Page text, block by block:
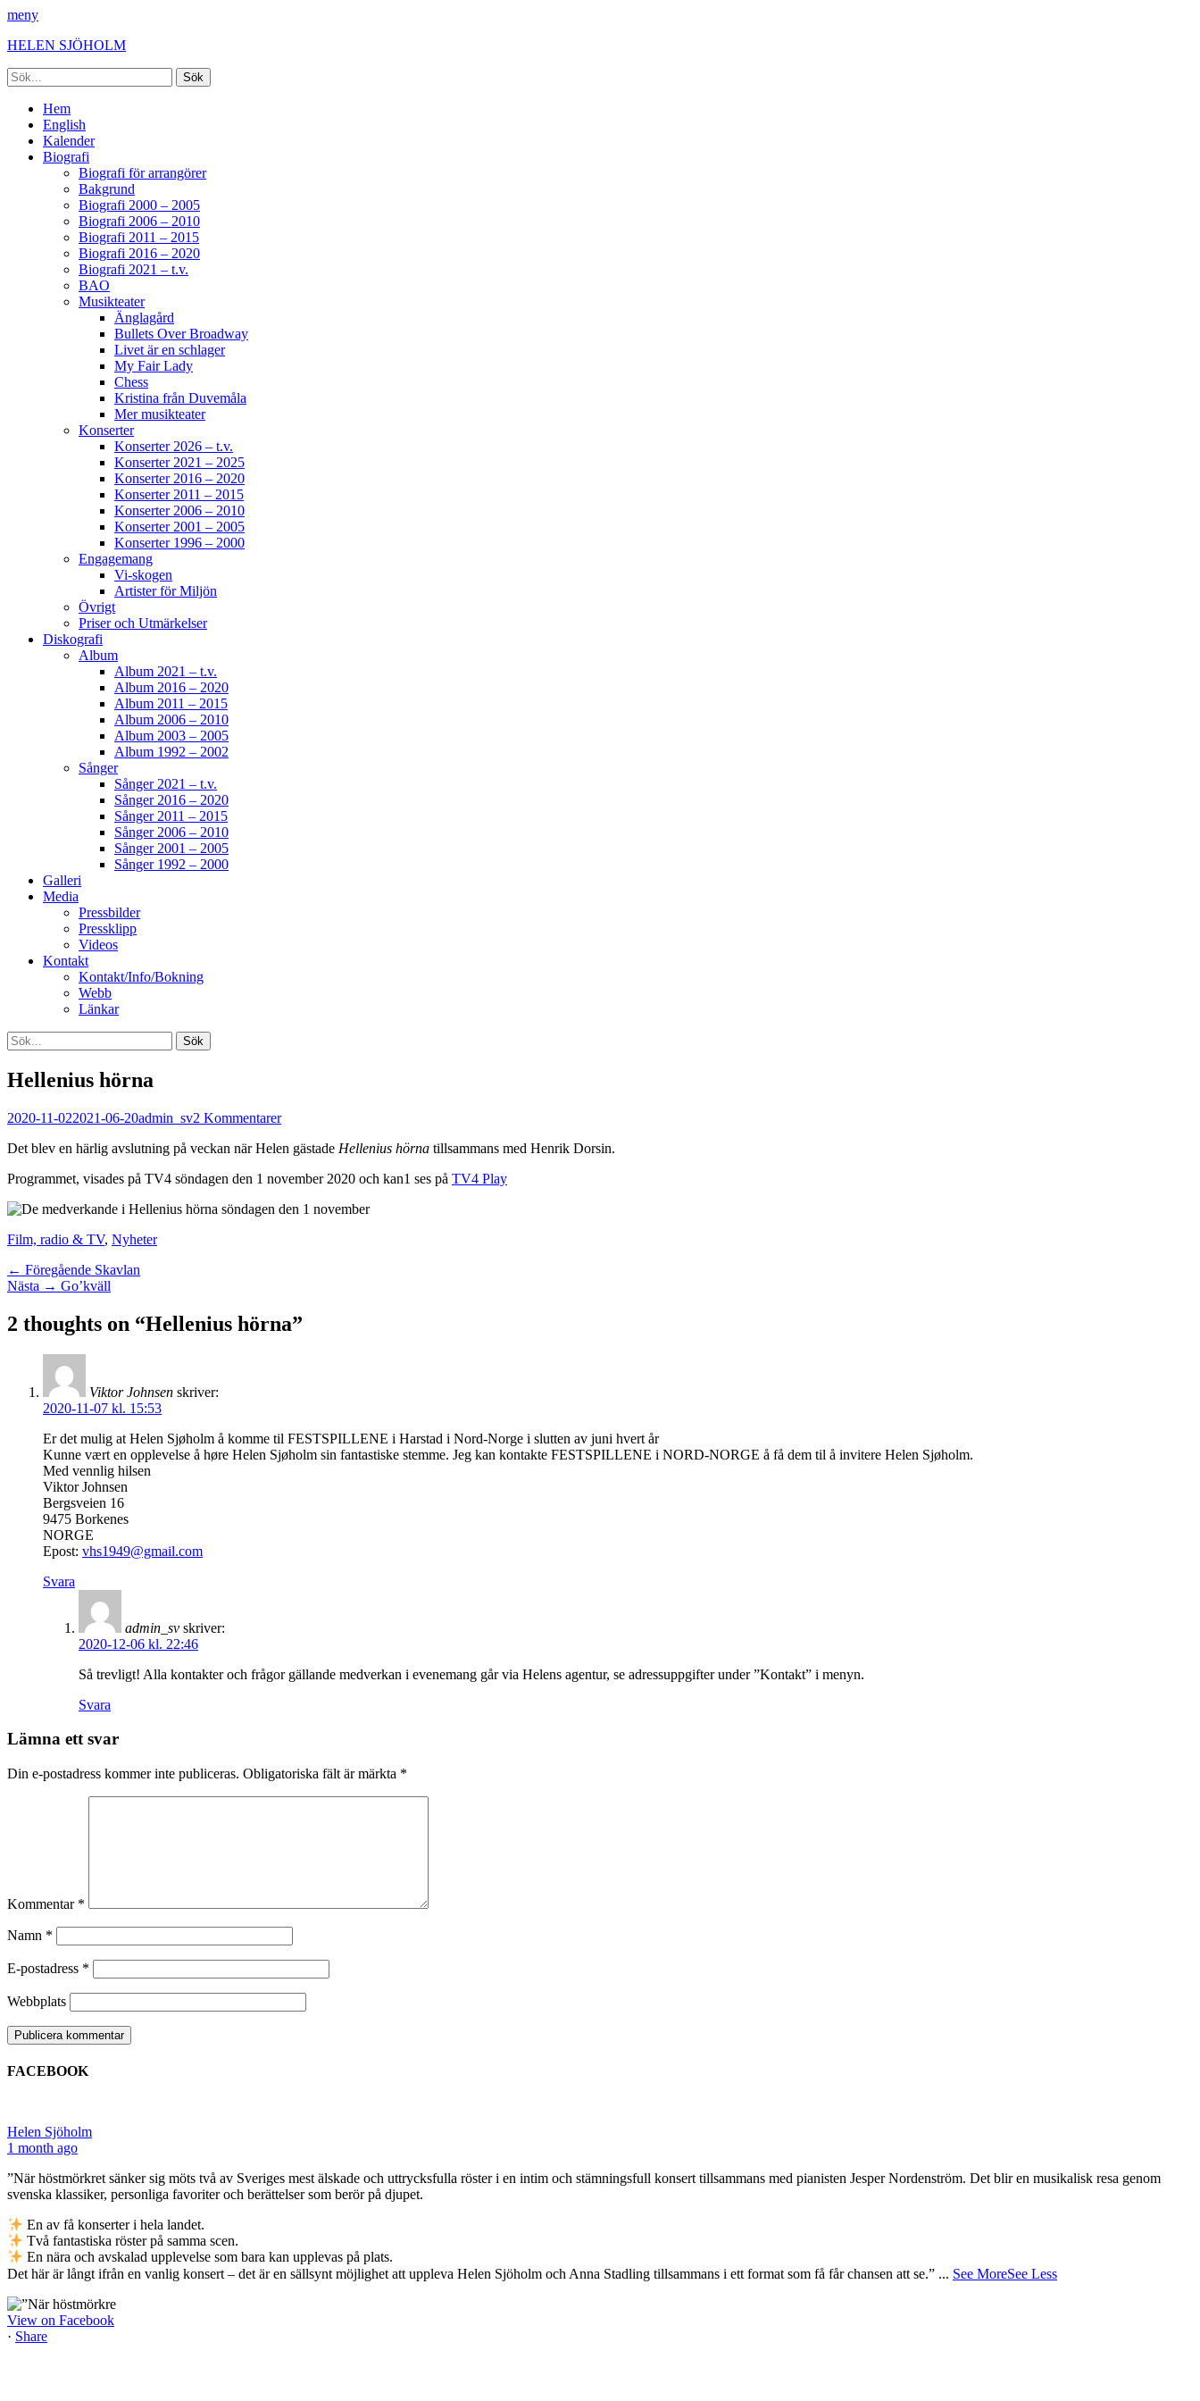
meny
HELEN SJÖHOLM
Sök
efter:
[label]
Primär
meny
Hoppa
innehåll
Hem
English
Kalender
Biografi
Biografi för arrangörer
Bakgrund
Biografi 2000 – 2005
Biografi 2006 – 2010
Biografi 2011 – 2015
Biografi 2016 – 2020
Biografi 2021 – t.v.
BAO
Musikteater
Änglagård
Bullets Over Broadway
Livet är en schlager
My Fair Lady
Chess
Kristina från Duvemåla
Mer musikteater
Konserter
Konserter 2026 – t.v.
Konserter 2021 – 2025
Konserter 2016 – 2020
Konserter 2011 – 2015
Konserter 2006 – 2010
Konserter 2001 – 2005
Konserter 1996 – 2000
Engagemang
Vi-skogen
Artister för Miljön
Övrigt
Priser och Utmärkelser
Diskografi
Album
Album 2021 – t.v.
Album 2016 – 2020
Album 2011 – 2015
Album 2006 – 2010
Album 2003 – 2005
Album 1992 – 2002
Sånger
Sånger 2021 – t.v.
Sånger 2016 – 2020
Sånger 2011 – 2015
Sånger 2006 – 2010
Sånger 2001 – 2005
Sånger 1992 – 2000
Galleri
Media
Pressbilder
Pressklipp
Videos
Kontakt
Kontakt/Info/Bokning
Webb
Länkar
Search
Sök
efter:
[label]
Hellenius hörna
Publicerat
2020-11-022021-06-20Författare
admin_sv2 Kommentarer
Det blev en härlig avslutning på veckan när Helen gästade Hellenius hörna tillsammans med Henrik Dorsin.
Programmet, visades på TV4 söndagen den 1 november 2020 och kan1 ses på TV4 Play
Kategorier
Film, radio & TV, Nyheter
Inläggsnavigering
← Föregående Föregående
inlägg:
Skavlan
Nästa → Nästa
Go’kväll
2 thoughts on “Hellenius hörna”
Viktor Johnsen skriver:
2020-11-07 kl. 15:53
Er det mulig at Helen Sjøholm å komme til FESTSPILLENE i Harstad i Nord-Norge i slutten av juni hvert år
Kunne vært en opplevelse å høre Helen Sjøholm sin fantastiske stemme. Jeg kan kontakte FESTSPILLENE i NORD-NORGE å få dem til å invitere Helen Sjøholm.
Med vennlig hilsen
Viktor Johnsen
Bergsveien 16
9475 Borkenes
NORGE
Epost: vhs1949@gmail.com
Svara
admin_sv skriver:
2020-12-06 kl. 22:46
Så trevligt! Alla kontakter och frågor gällande medverkan i evenemang går via Helens agentur, se adressuppgifter under ”Kontakt” i menyn.
Svara
Lämna ett svar
Din e-postadress kommer inte publiceras. Obligatoriska fält är märkta *
Kommentar *
Namn *
E-postadress *
Webbplats
FACEBOOK
Helen Sjöholm
1 month ago
”När höstmörkret sänker sig möts två av Sveriges mest älskade och uttrycksfulla röster i en intim och stämningsfull konsert tillsammans med pianisten Jesper Nordenström. Det blir en musikalisk resa genom
svenska klassiker, personliga favoriter och berättelser som berör på djupet.
En av få konserter i hela landet.
Två fantastiska röster på samma scen.
En nära och avskalad upplevelse som bara kan upplevas på plats.
Det här är långt ifrån en vanlig konsert – det är en sällsynt möjlighet att uppleva Helen Sjöholm och Anna Stadling tillsammans i ett format som få får chansen att se.” ... See MoreSee Less
View on Facebook
· Share